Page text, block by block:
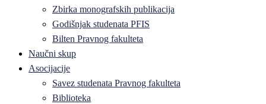
Zbirka monografskih publikacija
Godišnjak studenata PFIS
Bilten Pravnog fakulteta
Naučni skup
Asocijacije
Savez studenata Pravnog fakulteta
Biblioteka